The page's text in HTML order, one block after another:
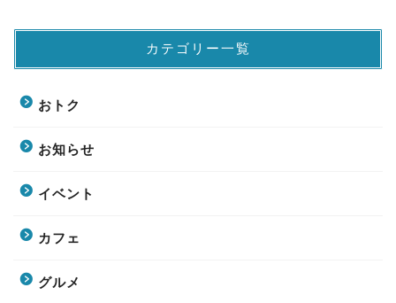
カテゴリー一覧
おトク
お知らせ
イベント
カフェ
グルメ